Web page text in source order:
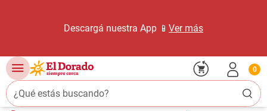
Descargá nuestra App 📱 Ver más
¿Qué estás buscando?
0